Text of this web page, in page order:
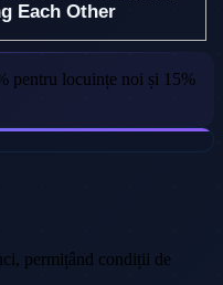
pentru locuințe noi și 15%
permițând condiții de